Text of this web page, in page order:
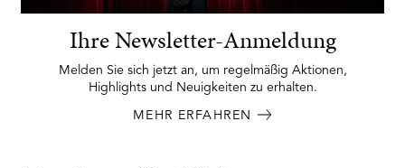
Ihre Newsletter-Anmeldung
Melden Sie sich jetzt an, um regelmäßig Aktionen,
Highlights und Neuigkeiten zu erhalten.
MEHR ERFAHREN